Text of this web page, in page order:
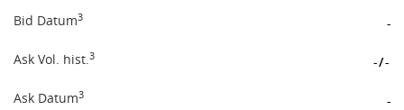
Bid Datum3 -
Ask Vol. hist.3 -/-
Ask Datum3 -